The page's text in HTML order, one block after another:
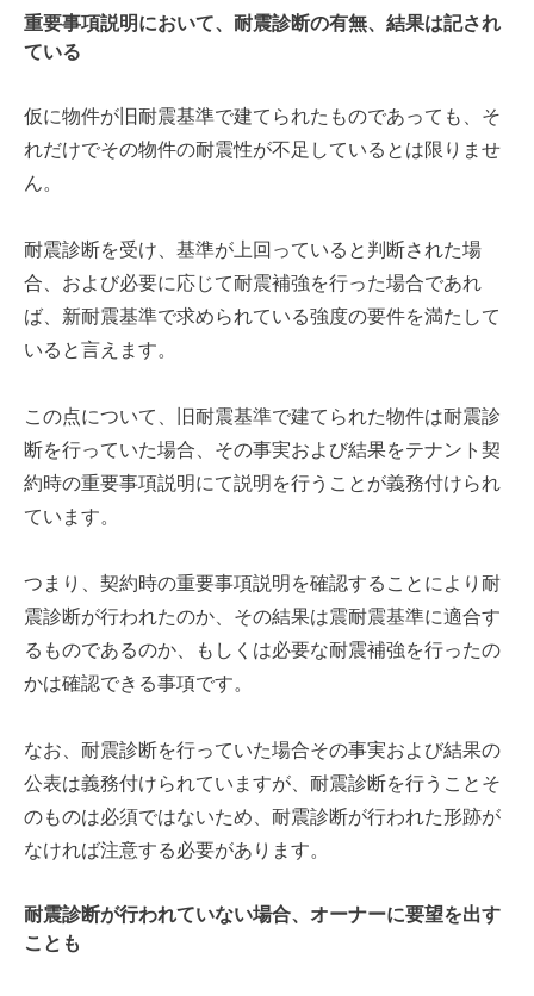
重要事項説明において、耐震診断の有無、結果は記され
ている
仮に物件が旧耐震基準で建てられたものであっても、そ
れだけでその物件の耐震性が不足しているとは限りませ
ん。
耐震診断を受け、基準が上回っていると判断された場
合、および必要に応じて耐震補強を行った場合であれ
ば、新耐震基準で求められている強度の要件を満たして
いると言えます。
この点について、旧耐震基準で建てられた物件は耐震診
断を行っていた場合、その事実および結果をテナント契
約時の重要事項説明にて説明を行うことが義務付けられ
ています。
つまり、契約時の重要事項説明を確認することにより耐
震診断が行われたのか、その結果は震耐震基準に適合す
るものであるのか、もしくは必要な耐震補強を行ったの
かは確認できる事項です。
なお、耐震診断を行っていた場合その事実および結果の
公表は義務付けられていますが、耐震診断を行うことそ
のものは必須ではないため、耐震診断が行われた形跡が
なければ注意する必要があります。
耐震診断が行われていない場合、オーナーに要望を出す
ことも